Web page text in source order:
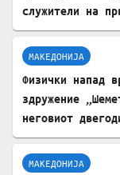
служители на
МАКЕДОНИЈА
Физички напад
здружение
неговиот
МАКЕДОНИЈА